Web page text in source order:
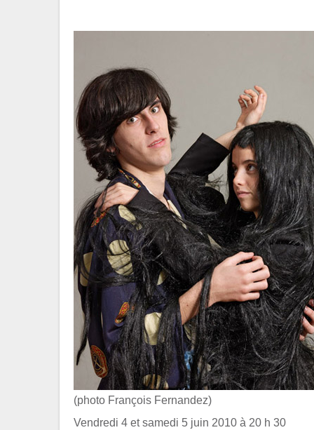
(photo François Fernandez)
Vendredi 4 et samedi 5 juin 2010 à 20 h 30